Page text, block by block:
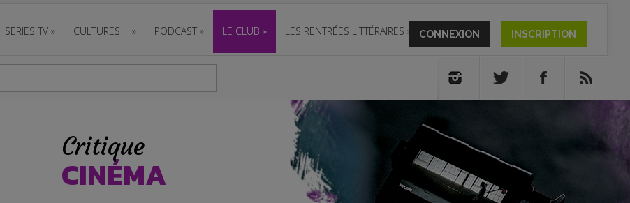
SERIES TV » CULTURES + » PODCAST » LE CLUB » LES RENTRÉES LITTÉRAIRES » CONNEXION INSCRIPTION
Critique
CINÉMA